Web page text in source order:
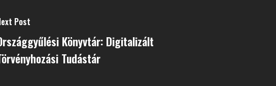
Post
Könyvtár: Digitalizált
Tudástár